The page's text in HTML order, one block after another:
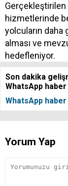
hizmetlerinde
yolcuların
alması ve
hedefleniyor.
Son dakika
WhatsApp
WhatsApp haber
Yorum Yap